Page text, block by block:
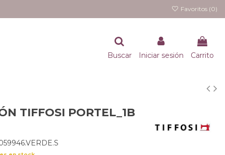
Favoritos (0)
Buscar Iniciar sesión Carrito
TIFFOSI PORTEL_1B